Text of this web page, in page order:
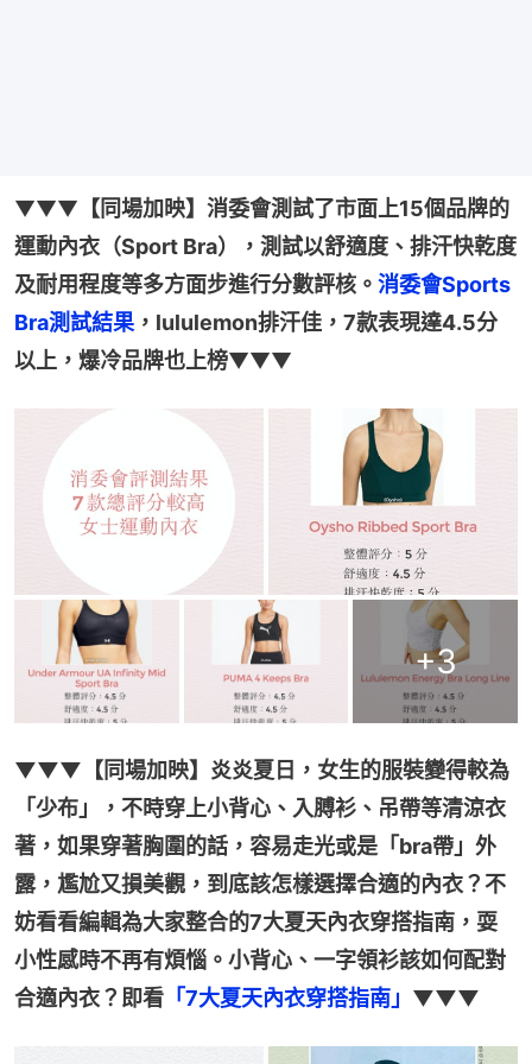
▼▼▼ 【同場加映】消委會測試了市面上15個品牌的
運動內衣（Sport Bra），測試以舒適度、排汗快乾度
及耐用程度等多方面步進行分數評核。 消委會Sports
Bra測試結果 ，lululemon排汗佳，7款表現達4.5分
以上，爆冷品牌也上榜▼▼▼
+3
▼▼▼【同場加映】炎炎夏日，女生的服裝變得較為
「少布」，不時穿上小背心、入膊衫、吊帶等清涼衣
著，如果穿著胸圍的話，容易走光或是「bra帶」外
露，尷尬又損美觀，到底該怎樣選擇合適的內衣？不
妨看看編輯為大家整合的7大夏天內衣穿搭指南，耍
小性感時不再有煩惱。小背心、一字領衫該如何配對
合適內衣？即看 「7大夏天內衣穿搭指南」 ▼▼▼